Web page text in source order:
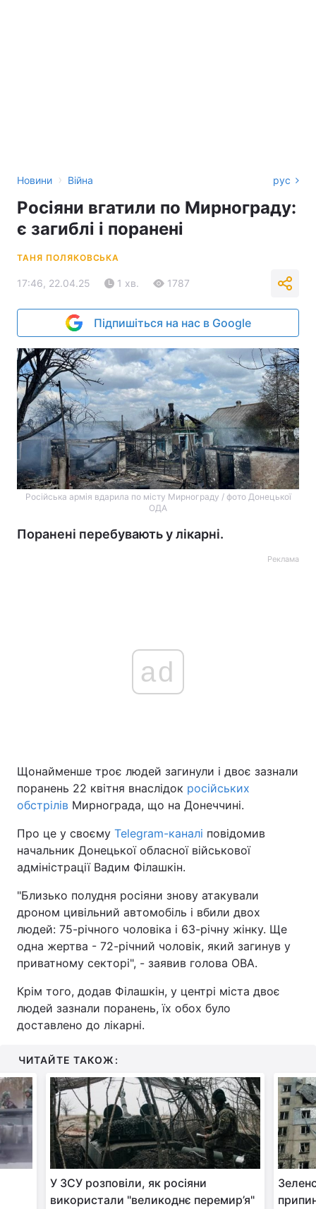
Новини › Війна рус
Росіяни вгатили по Мирнограду:
є загиблі і поранені
ТАНЯ ПОЛЯКОВСЬКА
17:46, 22.04.25 1 хв. 1787
Підпишіться на нас в Google
Російська армія вдарила по місту Мирнограду / фото Донецької
ОДА
Поранені перебувають у лікарні.
Реклама
ad
Щонайменше троє людей загинули і двоє зазнали
поранень 22 квітня внаслідок російських
обстрілів Мирнограда, що на Донеччині.
Про це у своєму Telegram-каналі повідомив
начальник Донецької обласної військової
адміністрації Вадим Філашкін.
"Близько полудня росіяни знову атакували
дроном цивільний автомобіль і вбили двох
людей: 75-річного чоловіка і 63-річну жінку. Ще
одна жертва - 72-річний чоловік, який загинув у
приватному секторі", - заявив голова ОВА.
Крім того, додав Філашкін, у центрі міста двоє
людей зазнали поранень, їх обох було
доставлено до лікарні.
ЧИТАЙТЕ ТАКОЖ:
У ЗСУ розповіли, як росіяни
використали "великоднє перемир’я"